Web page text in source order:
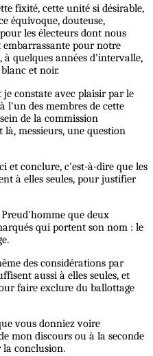
fixité, cette unité si désirable,
équivoque, douteuse,
les électeurs dont nous
embarrassante pour notre
à quelques années d'intervalle,
et noir.
je constate avec plaisir par le
l'un des membres de cette
de la commission
messieurs, une question
et conclure, c'est-à-dire que les
à elles seules, pour justifier
que deux
qui portent son nom : le
des considérations par
aussi à elles seules, et
faire exclure du ballottage
vous donniez voire
mon discours ou à la seconde
la conclusion.